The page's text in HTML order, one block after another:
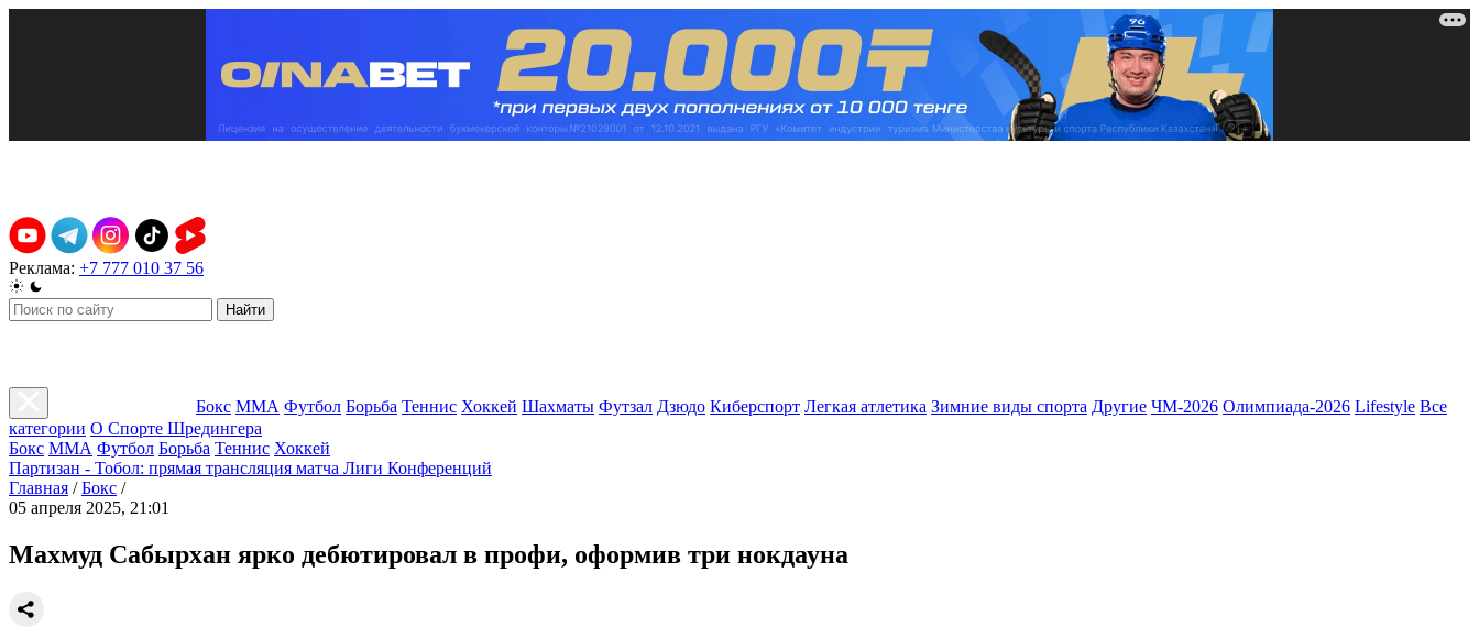
Реклама: +7 777 010 37 56
Найти
Бокс ММА Футбол Борьба Теннис Хоккей Шахматы Футзал Дзюдо Киберспорт Легкая атлетика Зимние виды спорта Другие ЧМ-2026 Олимпиада-2026 Lifestyle Все
категории О Спорте Шредингера
Бокс ММА Футбол Борьба Теннис Хоккей
Партизан - Тобол: прямая трансляция матча Лиги Конференций
Главная / Бокс /
05 апреля 2025, 21:01
Махмуд Сабырхан ярко дебютировал в профи, оформив три нокдауна